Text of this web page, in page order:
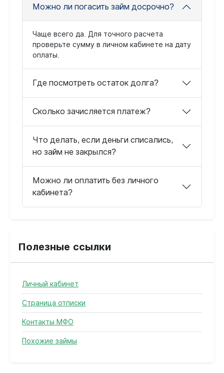
Можно ли погасить займ досрочно?
Чаще всего да. Для точного расчета
проверьте сумму в личном кабинете на дату
оплаты.
Где посмотреть остаток долга?
Сколько зачисляется платеж?
Что делать, если деньги списались,
но займ не закрылся?
Можно ли оплатить без личного
кабинета?
Полезные ссылки
Личный кабинет
Страница отписки
Контакты МФО
Похожие займы